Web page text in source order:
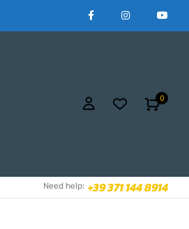
0
Need help: +39 371 144 8914